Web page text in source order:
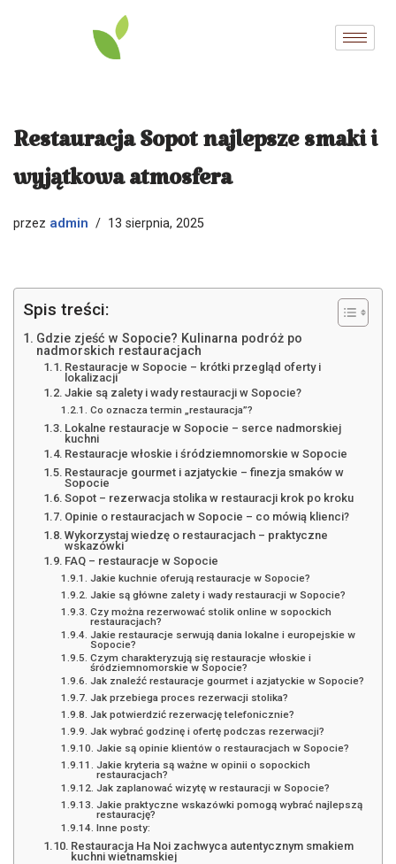
Restauracja Sopot najlepsze smaki i
wyjątkowa atmosfera
przez admin 13 sierpnia, 2025
Spis treści:
Gdzie zjeść w Sopocie? Kulinarna podróż po
nadmorskich restauracjach
Restauracje w Sopocie – krótki przegląd oferty i
lokalizacji
Jakie są zalety i wady restauracji w Sopocie?
Co oznacza termin „restauracja”?
Lokalne restauracje w Sopocie – serce nadmorskiej
kuchni
Restauracje włoskie i śródziemnomorskie w Sopocie
Restauracje gourmet i azjatyckie – finezja smaków w
Sopocie
Sopot – rezerwacja stolika w restauracji krok po kroku
Opinie o restauracjach w Sopocie – co mówią klienci?
Wykorzystaj wiedzę o restauracjach – praktyczne
wskazówki
FAQ – restauracje w Sopocie
Jakie kuchnie oferują restauracje w Sopocie?
Jakie są główne zalety i wady restauracji w Sopocie?
Czy można rezerwować stolik online w sopockich
restauracjach?
Jakie restauracje serwują dania lokalne i europejskie w
Sopocie?
Czym charakteryzują się restauracje włoskie i
śródziemnomorskie w Sopocie?
Jak znaleźć restauracje gourmet i azjatyckie w Sopocie?
Jak przebiega proces rezerwacji stolika?
Jak potwierdzić rezerwację telefonicznie?
Jak wybrać godzinę i ofertę podczas rezerwacji?
Jakie są opinie klientów o restauracjach w Sopocie?
Jakie kryteria są ważne w opinii o sopockich
restauracjach?
Jak zaplanować wizytę w restauracji w Sopocie?
Jakie praktyczne wskazówki pomogą wybrać najlepszą
restaurację?
Inne posty:
Restauracja Ha Noi zachwyca autentycznym smakiem
kuchni wietnamskiej